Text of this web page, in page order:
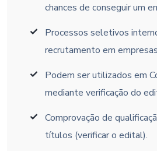
chances de conseguir um
Processos seletivos
recrutamento em
Podem ser utilizados em
mediante verificação do
Comprovação de
títulos (verificar o edital).